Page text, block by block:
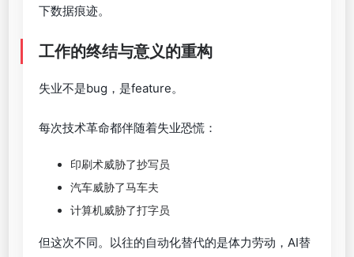
下数据痕迹。
工作的终结与意义的重构
失业不是bug，是feature。
每次技术革命都伴随着失业恐慌：
印刷术威胁了抄写员
汽车威胁了马车夫
计算机威胁了打字员
但这次不同。以往的自动化替代的是体力劳动，AI替